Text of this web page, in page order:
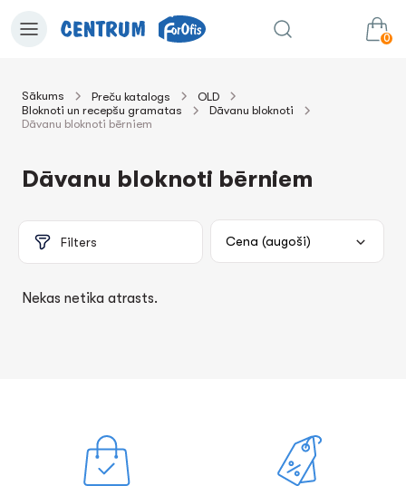
0
uz grozu Summa:
Sākums Preču katalogs
OLD
Bloknoti un recepšu gramatas
Dāvanu bloknoti
Dāvanu bloknoti bērniem
Dāvanu bloknoti bērniem
Filters
Nekas netika atrasts.